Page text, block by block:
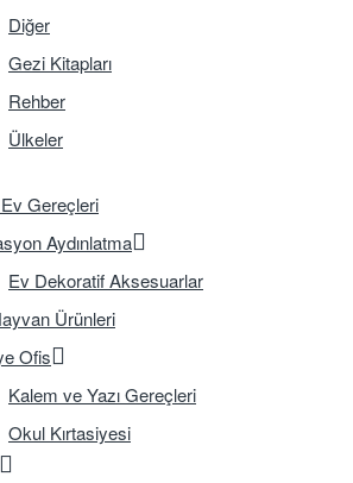
Diğer
Gezi Kitapları
Rehber
Ülkeler
Gereçleri
Aydınlatma
Ev Dekoratif Aksesuarlar
Ürünleri
Ofis
Kalem ve Yazı Gereçleri
Okul Kırtasiyesi